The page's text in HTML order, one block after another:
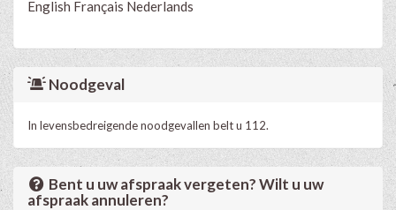
English Français Nederlands
Noodgeval
In levensbedreigende noodgevallen belt u 112.
Bent u uw afspraak vergeten? Wilt u uw
afspraak annuleren?